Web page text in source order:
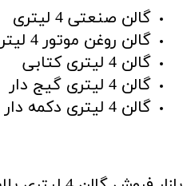
گالن صنعتی 4 لیتری
گالن روغن موتور 4 لیتری
گالن 4 لیتری کتابی
گالن 4 لیتری گیج دار
گالن 4 لیتری دکمه دار